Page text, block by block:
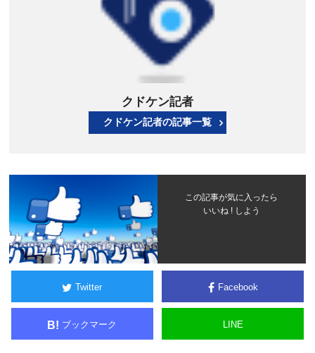
クドケン記者
クドケン記者の記事一覧
この記事が気に入ったら
いいね ! しよう
Twitter Facebook
B! ブックマーク LINE